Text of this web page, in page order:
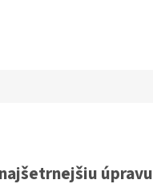
úpravu